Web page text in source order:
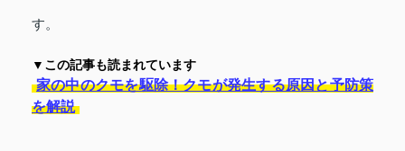
す。
▼この記事も読まれています
家の中のクモを駆除！クモが発生する原因と予防策
を解説